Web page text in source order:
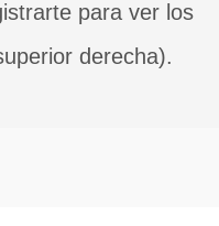
para ver los
derecha).